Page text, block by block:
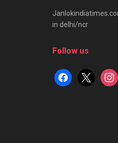
in delhi/ncr
Follow us
facebook
x